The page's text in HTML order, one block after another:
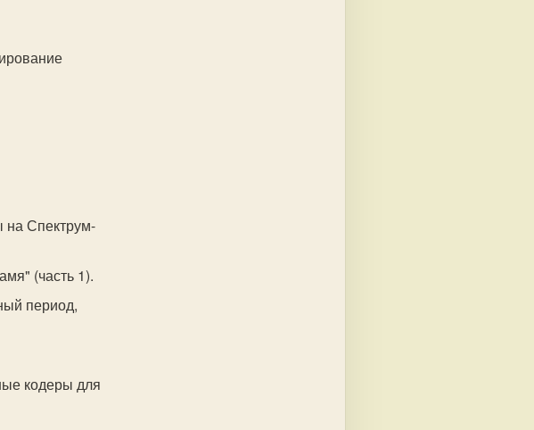
на Спектрум-
(часть 1).
период,
кодеры для